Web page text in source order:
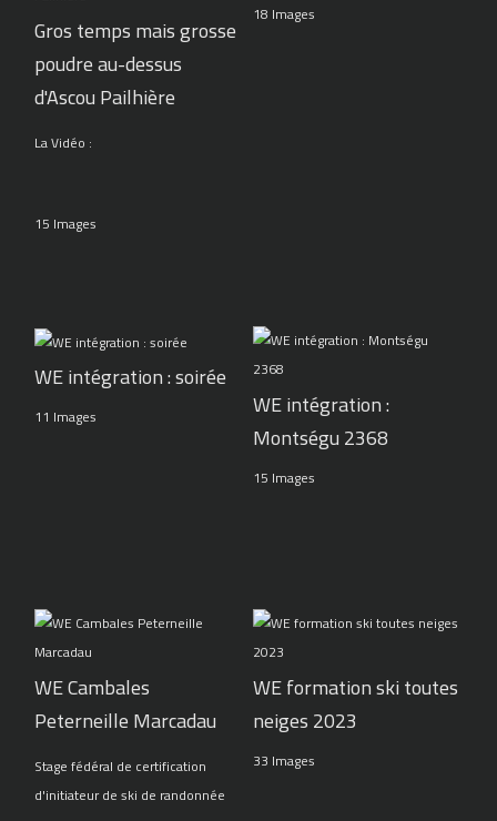
Gros temps mais grosse
poudre au-dessus
d'Ascou Pailhière
La Vidéo :
15 Images
18 Images
WE intégration : soirée
11 Images
WE intégration :
Montségu 2368
15 Images
WE Cambales
Peterneille Marcadau
Stage fédéral de certification
d'initiateur de ski de randonnée
WE formation ski toutes
neiges 2023
33 Images